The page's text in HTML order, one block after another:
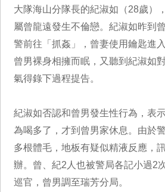
大隊海山分隊長的紀淑如（28歲）
屬曾龍遠發生不倫戀。紀淑如昨到
警前往「抓姦」，曾妻使用鑰匙進
曾男裸身相擁而眠，又聽到紀淑如
氣得錄下過程提告。
紀淑如否認和曾男發生性行為，表
為喝多了，才到曾男家休息。由於
多根體毛，地板有疑似精液反應，
辦。曾、紀2人也被警局各記小過2
巡官，曾男調至瑞芳分局。